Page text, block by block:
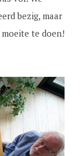
bezig, maar
te doen!